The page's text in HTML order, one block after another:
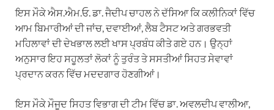
ਇਸ ਮੌਕੇ ਐਸ.ਐਮ.ਓ. ਡਾ. ਜੈਦੀਪ ਚਾਹਲ ਨੇ ਦੱਸਿਆ ਕਿ ਕਲੀਨਿਕਾਂ ਵਿੱਚ
ਆਮ ਬਿਮਾਰੀਆਂ ਦੀ ਜਾਂਚ, ਦਵਾਈਆਂ, ਲੈਬ ਟੈਸਟ ਅਤੇ ਗਰਭਵਤੀ
ਮਹਿਲਾਵਾਂ ਦੀ ਦੇਖਭਾਲ ਲਈ ਖਾਸ ਪ੍ਰਬੰਧ ਕੀਤੇ ਗਏ ਹਨ। ਉਨ੍ਹਾਂ
ਅਨੁਸਾਰ ਇਹ ਸਹੂਲਤਾਂ ਲੋਕਾਂ ਨੂੰ ਤੁਰੰਤ ਤੇ ਸਸਤੀਆਂ ਸਿਹਤ ਸੇਵਾਵਾਂ
ਪ੍ਰਦਾਨ ਕਰਨ ਵਿੱਚ ਮਦਦਗਾਰ ਹੋਣਗੀਆਂ।
ਇਸ ਮੌਕੇ ਮੌਜੂਦ ਸਿਹਤ ਵਿਭਾਗ ਦੀ ਟੀਮ ਵਿੱਚ ਡਾ. ਅਵਲਦੀਪ ਵਾਲੀਆ,